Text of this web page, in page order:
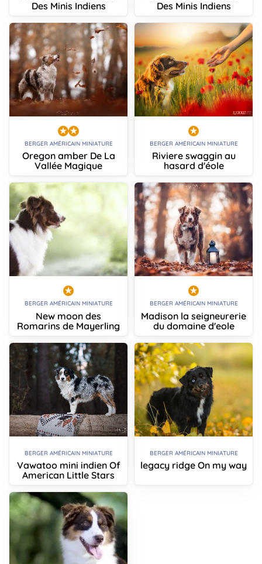
Des Minis Indiens
Des Minis Indiens
BERGER AMÉRICAIN MINIATURE
Oregon amber De La
Vallée Magique
BERGER AMÉRICAIN MINIATURE
Riviere swaggin au
hasard d'éole
BERGER AMÉRICAIN MINIATURE
New moon des
Romarins de Mayerling
BERGER AMÉRICAIN MINIATURE
Madison la seigneurerie
du domaine d'eole
BERGER AMÉRICAIN MINIATURE
Vawatoo mini indien Of
American Little Stars
BERGER AMÉRICAIN MINIATURE
legacy ridge On my way